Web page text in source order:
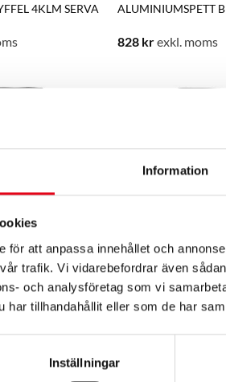
Information
för att anpassa innehållet och
trafik. Vi vidarebefordrar även
och analysföretag som vi
har tillhandahållit eller som de har
Inställningar
4KLM SERVA ALUMINIUMSPETT
828 krexkl. moms
LED 2000 LUM
ARBETSBELYSNING
LUMEN
292krexkl. moms